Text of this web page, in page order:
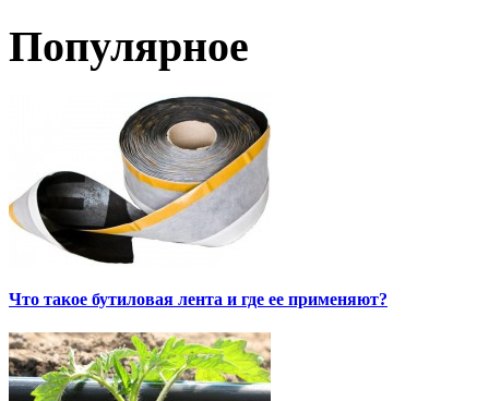
Популярное
Что такое бутиловая лента и где ее применяют?